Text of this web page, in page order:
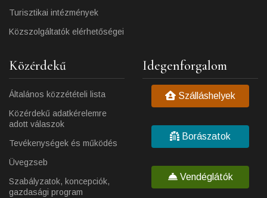
Turisztikai intézmények
Közszolgáltatók elérhetőségei
Közérdekű
Általános közzétételi lista
Közérdekű adatkérelemre
adott válaszok
Tevékenységek és működés
Üvegzseb
Szabályzatok, koncepciók,
gazdasági program
Idegenforgalom
Szálláshelyek
Borászatok
Vendéglátók